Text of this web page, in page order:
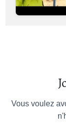
Vous voulez